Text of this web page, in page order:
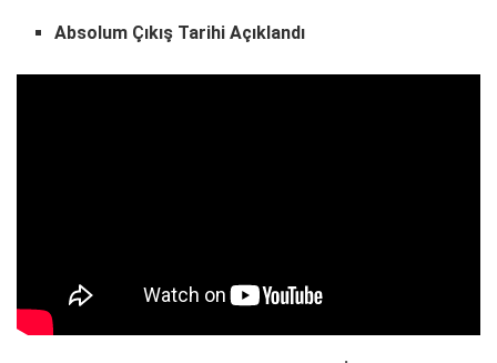
Absolum Çıkış Tarihi Açıklandı